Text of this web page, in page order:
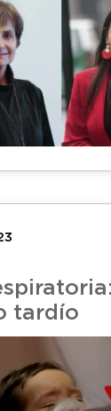
tardío